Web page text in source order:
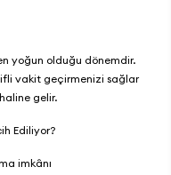
yoğun olduğu dönemdir.
vakit geçirmenizi sağlar
gelir.
Ediliyor?
imkânı